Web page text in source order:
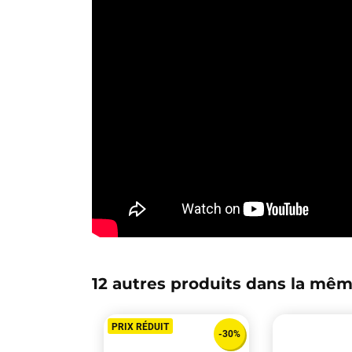
12 autres produits dans la
PRIX RÉDUIT
-30%